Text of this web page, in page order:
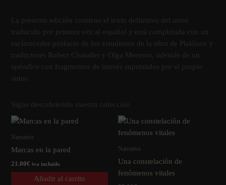
La presente edición contiene el texto definitivo del autor
traducido por primera vez al español y está completada con un
esclarecedor posfacio de los estudiosos de la obra de Platónov y
traductores Robert Chandler y Olga Meerson, además de un
apéndice con fragmentos de interés suprimidos por el propio
autor.
Sigue descubriendo nuestra colección
Narrativa
Marcas en la pared
21.00€ iva incluido
Añadir al carrito
Narrativa
Una constelación de
fenómenos vitales